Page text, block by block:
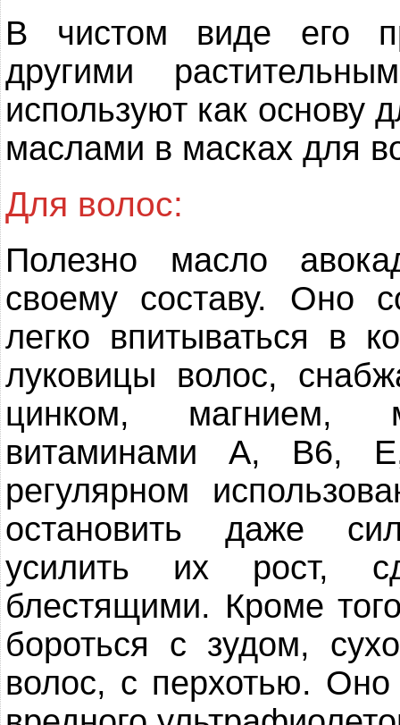
В чистом виде его
другими
используют как
маслами в масках для
Для волос:
Полезно масло
своему составу. Оно
легко впитываться в
луковицы волос,
цинком, магнием,
витаминами А, В6,
регулярном
остановить даже
усилить их рост,
блестящими. Кроме
бороться с зудом,
волос, с перхотью.